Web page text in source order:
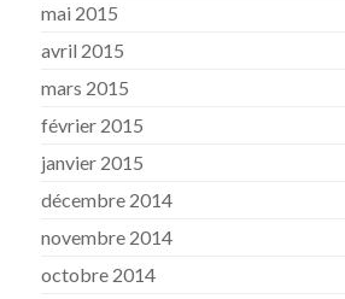
mai 2015
avril 2015
mars 2015
février 2015
janvier 2015
décembre 2014
novembre 2014
octobre 2014